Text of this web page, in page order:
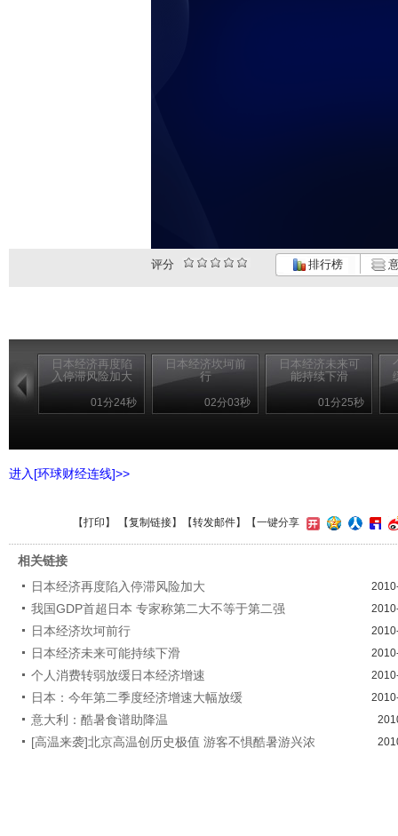
评分 排行榜
日本经济再度陷
入停滞风险加大
01分24秒
日本经济坎坷前
行
02分03秒
日本经济未来可
能持续下滑
01分25秒
进入[环球财经连线]>>
【打印 】 【复制链接】【转发邮件】 【一键分享
相关链接
日本经济再度陷入停滞风险加大
我国GDP首超日本 专家称第二大不等于第二强
日本经济坎坷前行
日本经济未来可能持续下滑
个人消费转弱放缓日本经济增速
日本：今年第二季度经济增速大幅放缓
意大利：酷暑食谱助降温
[高温来袭]北京高温创历史极值 游客不惧酷暑游兴浓